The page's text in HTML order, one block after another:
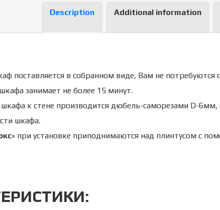
Description Additional information
поставляется в собранном виде, Вам не потребуются
занимает не более 15 минут.
к стене производится дюбель-саморезами D-6мм,
шкафа.
» при установке приподнимаются над плинтусом с